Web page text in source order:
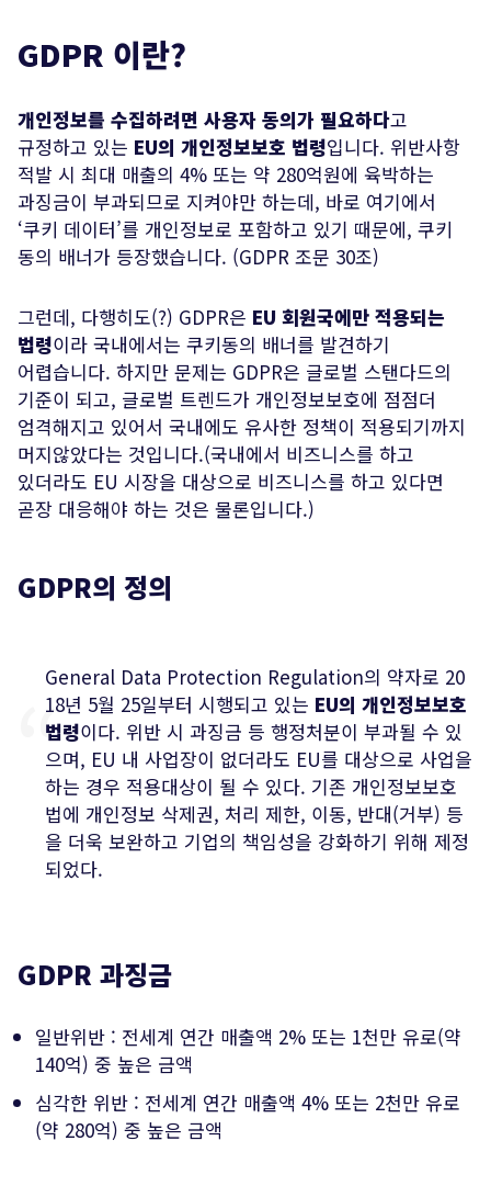
GDPR 이란?
개인정보를 수집하려면 사용자 동의가 필요하다고
규정하고 있는 EU의 개인정보보호 법령입니다. 위반사항
적발 시 최대 매출의 4% 또는 약 280억원에 육박하는
과징금이 부과되므로 지켜야만 하는데, 바로 여기에서
‘쿠키 데이터’를 개인정보로 포함하고 있기 때문에, 쿠키
동의 배너가 등장했습니다. (GDPR 조문 30조)
그런데, 다행히도(?) GDPR은 EU 회원국에만 적용되는
법령이라 국내에서는 쿠키동의 배너를 발견하기
어렵습니다. 하지만 문제는 GDPR은 글로벌 스탠다드의
기준이 되고, 글로벌 트렌드가 개인정보보호에 점점더
엄격해지고 있어서 국내에도 유사한 정책이 적용되기까지
머지않았다는 것입니다.(국내에서 비즈니스를 하고
있더라도 EU 시장을 대상으로 비즈니스를 하고 있다면
곧장 대응해야 하는 것은 물론입니다.)
GDPR의 정의
General Data Protection Regulation의 약자로 20
18년 5월 25일부터 시행되고 있는 EU의 개인정보보호
법령이다. 위반 시 과징금 등 행정처분이 부과될 수 있
으며, EU 내 사업장이 없더라도 EU를 대상으로 사업을
하는 경우 적용대상이 될 수 있다. 기존 개인정보보호
법에 개인정보 삭제권, 처리 제한, 이동, 반대(거부) 등
을 더욱 보완하고 기업의 책임성을 강화하기 위해 제정
되었다.
GDPR 과징금
일반위반 : 전세계 연간 매출액 2% 또는 1천만 유로(약
140억) 중 높은 금액
심각한 위반 : 전세계 연간 매출액 4% 또는 2천만 유로
(약 280억) 중 높은 금액